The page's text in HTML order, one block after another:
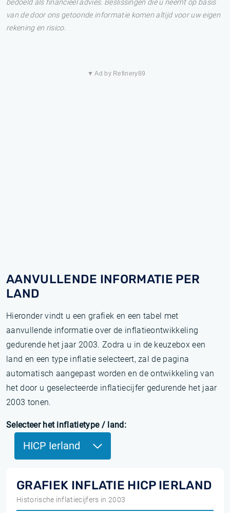
bedoeld als financieel advies. Beslissingen die u neemt op basis
van de door ons getoonde informatie komen altijd voor uw eigen
rekening en risico.
▼ Ad by Refinery89
AANVULLENDE INFORMATIE PER
LAND
Hieronder vindt u een grafiek en een tabel met
aanvullende informatie over de inflatieontwikkeling
gedurende het jaar 2003. Zodra u in de keuzebox een
land en een type inflatie selecteert, zal de pagina
automatisch aangepast worden en de ontwikkeling van
het door u geselecteerde inflatiecijfer gedurende het jaar
2003 tonen.
Selecteer het inflatietype / land:
HICP Ierland
GRAFIEK INFLATIE HICP IERLAND
Historische inflatiecijfers in 2003